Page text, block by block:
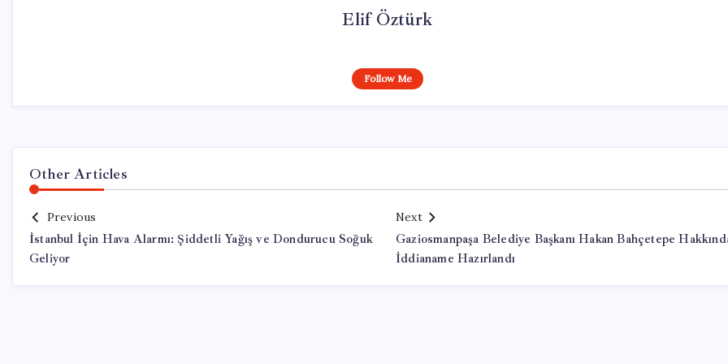
Elif Öztürk
Follow Me
Other Articles
Previous
İstanbul İçin Hava Alarmı: Şiddetli Yağış ve Dondurucu Soğuk
Geliyor
Next
Gaziosmanpaşa Belediye Başkanı Hakan Bahçetepe
İddianame Hazırlandı